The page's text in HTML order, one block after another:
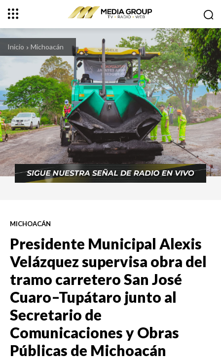
Inicio Michoacán
MICHOACÁN
Presidente Municipal Alexis
Velázquez supervisa obra del
tramo carretero San José
Cuaro–Tupátaro junto al
Secretario de
Comunicaciones y Obras
Públicas de Michoacán